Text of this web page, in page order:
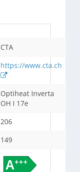
CTA
https://www.cta.ch
Optiheat Inverta
OH I 17e
206
149